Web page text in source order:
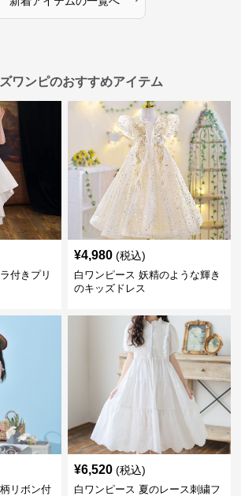
ワンピのおすすめアイテム
付きプリ
¥4,980 (税込)
白ワンピース 妖精のような輝き
のキッズドレス
リボン付
¥6,520 (税込)
白ワンピース 夏のレース刺繍フ